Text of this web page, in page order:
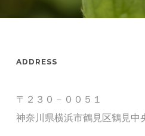
ADDRESS
〒２３０－００５１
神奈川県横浜市鶴見区鶴見中